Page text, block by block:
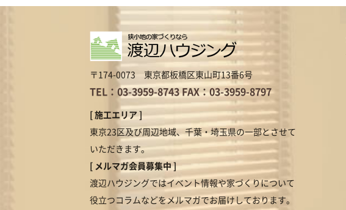
〒174-0073 東京都板橋区東山町13番6号
TEL：03-3959-8743 FAX：03-3959-8797
[ 施工エリア ]
東京23区及び周辺地域、千葉・埼玉県の一部とさせて
いただきます。
[ メルマガ会員募集中 ]
渡辺ハウジングではイベント情報や家づくりについて
役立つコラムなどをメルマガでお届けしております。